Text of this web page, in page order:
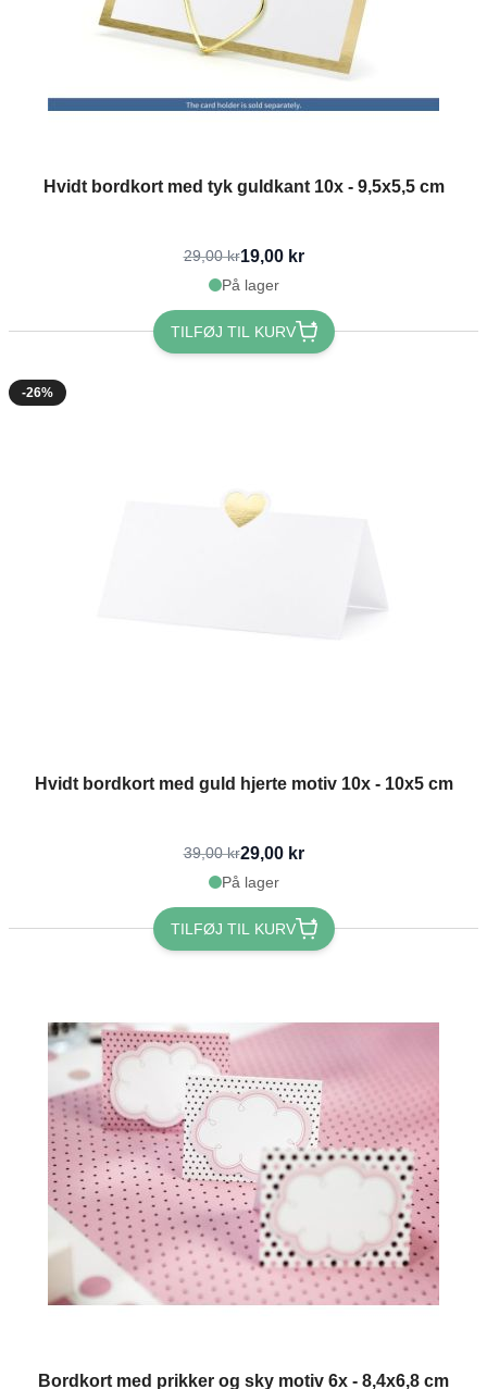
Hvidt bordkort med tyk guldkant 10x - 9,5x5,5 cm
29,00 kr19,00 kr
På lager
TILFØJ TIL KURV
-26%
Hvidt bordkort med guld hjerte motiv 10x - 10x5 cm
39,00 kr29,00 kr
På lager
TILFØJ TIL KURV
Bordkort med prikker og sky motiv 6x - 8,4x6,8 cm